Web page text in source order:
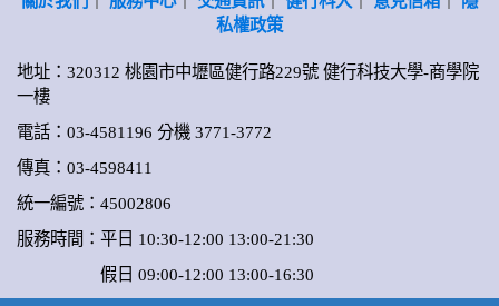
私權政策
地址：320312 桃園市中壢區健行路229號 健行科技大學-商學院
一樓
電話：03-4581196 分機 3771-3772
傳真：03-4598411
統一編號：45002806
服務時間：平日 10:30-12:00 13:00-21:30
假日 09:00-12:00 13:00-16:30